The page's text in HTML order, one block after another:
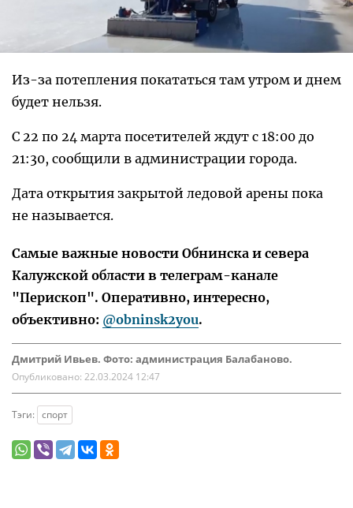
Из-за потепления покататься там утром и днем
будет нельзя.
С 22 по 24 марта посетителей ждут с 18:00 до
21:30, сообщили в администрации города.
Дата открытия закрытой ледовой арены пока
не называется.
Самые важные новости Обнинска и севера
Калужской области в телеграм-канале
"Перископ". Оперативно, интересно,
объективно: @obninsk2you.
Дмитрий Ивьев. Фото: администрация Балабаново.
Опубликовано: 22.03.2024 12:47
Тэги: спорт